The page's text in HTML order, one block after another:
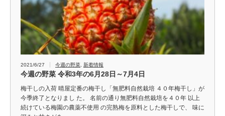
2021/6/27 今週の野菜 新着情報
今週の野菜 令和3年の6月28日～7月4日
梅干しの入荷 晴屋定番の梅干し「無肥料自然栽培 ４０年梅干し」が
今季終了となりまし た。 名前の通り無肥料自然栽培を４０年 以上
続けている梅園の農薬不使用 の完熟梅を原料とした梅干しで、 味に